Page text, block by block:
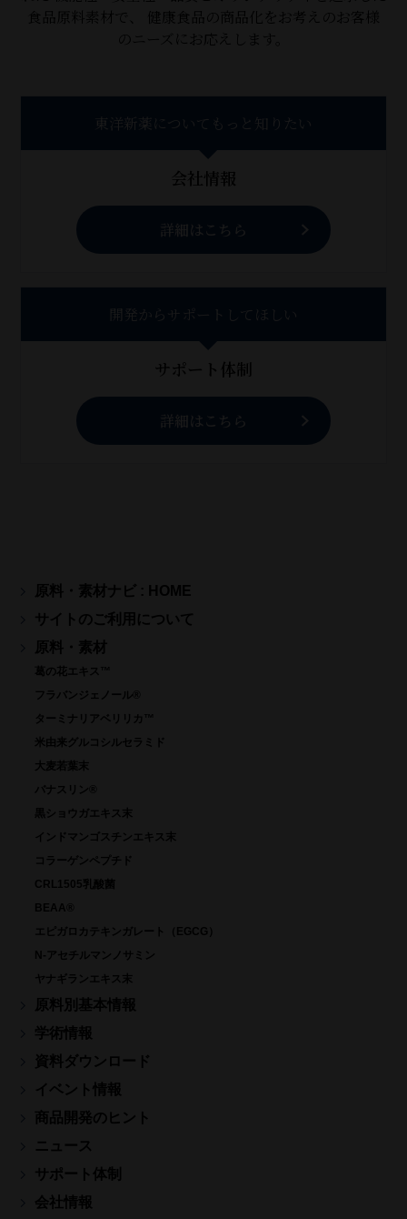
食品原料素材で、
健康食品の商品化をお考えのお客様
のニーズにお応えします。
東洋新薬についてもっと知りたい
会社情報
詳細はこちら
開発からサポートしてほしい
サポート体制
詳細はこちら
原料・素材ナビ : HOME
サイトのご利用について
原料・素材
葛の花エキス™
フラバンジェノール®
ターミナリアベリリカ™
米由来グルコシルセラミド
大麦若葉末
バナスリン®
黒ショウガエキス末
インドマンゴスチンエキス末
コラーゲンペプチド
CRL1505乳酸菌
BEAA®
エピガロカテキンガレート（EGCG）
N-アセチルマンノサミン
ヤナギランエキス末
原料別基本情報
学術情報
資料ダウンロード
イベント情報
商品開発のヒント
ニュース
サポート体制
会社情報